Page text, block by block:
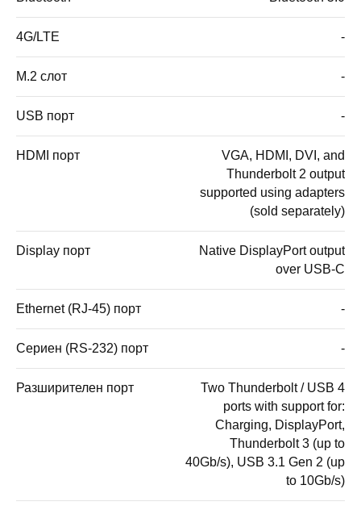
4G/LTE -
M.2 слот -
USB порт -
HDMI порт
VGA, HDMI, DVI, and
Thunderbolt 2 output
supported using adapters
(sold separately)
Display порт
Native DisplayPort output
over USB-C
Ethernet (RJ-45) порт -
Сериен (RS-232) порт -
Разширителен порт
Two Thunderbolt / USB 4
ports with support for:
Charging, DisplayPort,
Thunderbolt 3 (up to
40Gb/s), USB 3.1 Gen 2 (up
to 10Gb/s)